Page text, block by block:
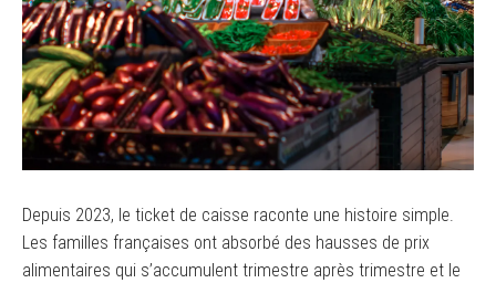
Depuis 2023, le ticket de caisse raconte une histoire simple.
Les familles françaises ont absorbé des hausses de prix
alimentaires qui s’accumulent trimestre après trimestre et le